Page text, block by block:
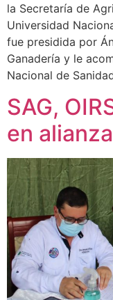
la Secretaría de
Universidad
fue presidida por
Ganadería y le
Nacional de
SAG,
en